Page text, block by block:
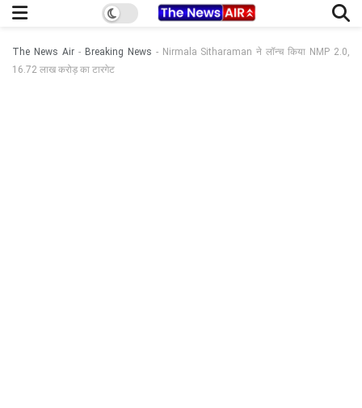
The News Air- Breaking News - Nirmala Sitharaman ने लॉन्च किया NMP 2.0,
16.72 लाख करोड़ का टारगेट